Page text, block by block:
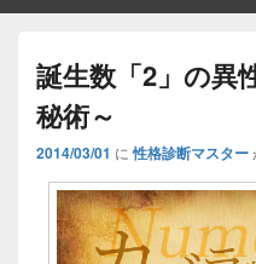
誕生数「2」の異
秘術～
2014/03/01 に 性格診断マスター